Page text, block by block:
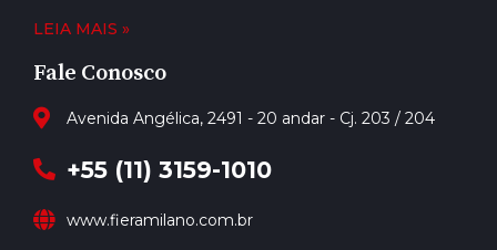
LEIA MAIS »
Fale Conosco
Avenida Angélica, 2491 - 20 andar - Cj. 203 / 204
+55 (11) 3159-1010
www.fieramilano.com.br